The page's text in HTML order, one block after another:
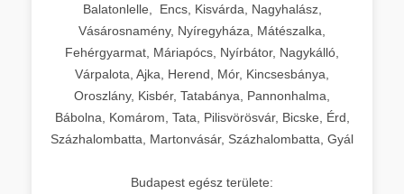
Balatonlelle, Encs, Kisvárda, Nagyhalász,
Vásárosnamény, Nyíregyháza, Mátészalka,
Fehérgyarmat, Máriapócs, Nyírbátor, Nagykálló,
Várpalota, Ajka, Herend, Mór, Kincsesbánya,
Oroszlány, Kisbér, Tatabánya, Pannonhalma,
Bábolna, Komárom, Tata, Pilisvörösvár, Bicske, Érd,
Százhalombatta, Martonvásár, Százhalombatta, Gyál
Budapest egész területe: